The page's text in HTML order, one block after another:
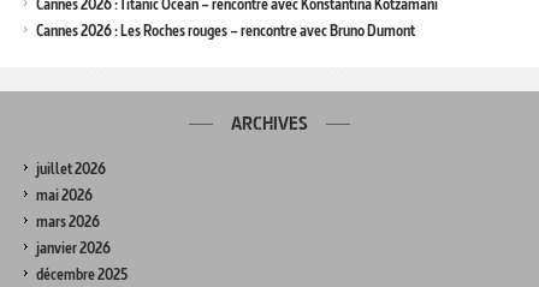
Cannes 2026 : Titanic Ocean – rencontre avec Konstantina Kotzamani
Cannes 2026 : Les Roches rouges – rencontre avec Bruno Dumont
ARCHIVES
juillet 2026
mai 2026
mars 2026
janvier 2026
décembre 2025